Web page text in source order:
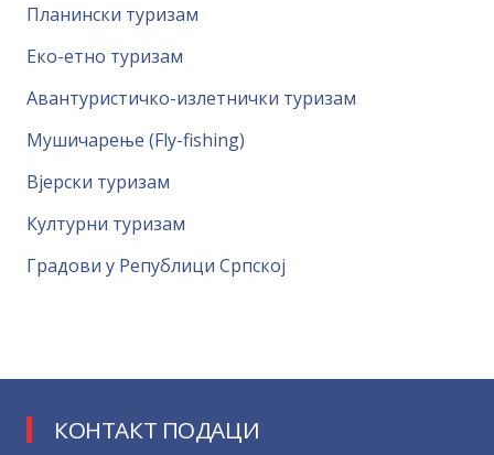
Планински туризам
Еко-етно туризам
Авантуристичко-излетнички туризам
Мушичарење (Fly-fishing)
Вјерски туризам
Културни туризам
Градови у Републици Српској
КОНТАКТ ПОДАЦИ